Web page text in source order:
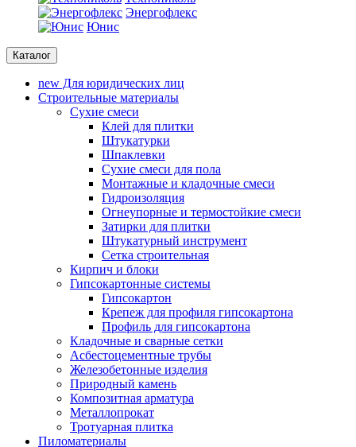
Энергофлекс
Юнис
Каталог
new Для юридических лиц
Строительные материалы
Сухие смеси
Клей для плитки
Штукатурки
Шпаклевки
Сухие смеси для пола
Монтажные и кладочные смеси
Гидроизоляция
Oгнеупорные и термостойкие смеси
Затирки для плитки
Штукатурный инструмент
Cетка строительная
Кирпич и блоки
Гипсокартонные системы
Гипсокартон
Крепеж для профиля гипсокартона
Профиль для гипсокартона
Кладочные и сварные сетки
Асбестоцементные трубы
Железобетонные изделия
Природный камень
Композитная арматура
Металлопрокат
Тротуарная плитка
Пиломатериалы